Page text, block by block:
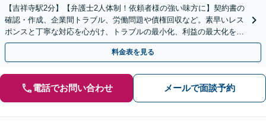
【吉祥寺駅2分】【弁護士2人体制！依頼者様の強い味方に】契約書の
確認・作成、企業間トラブル、労働問題や債権回収など。素早いレス
ポンスと丁寧な対応を心がけ、トラブルの最小化、利益の最大化を目
指します
料金表を見る
電話でお問い合わせ メールで面談予約